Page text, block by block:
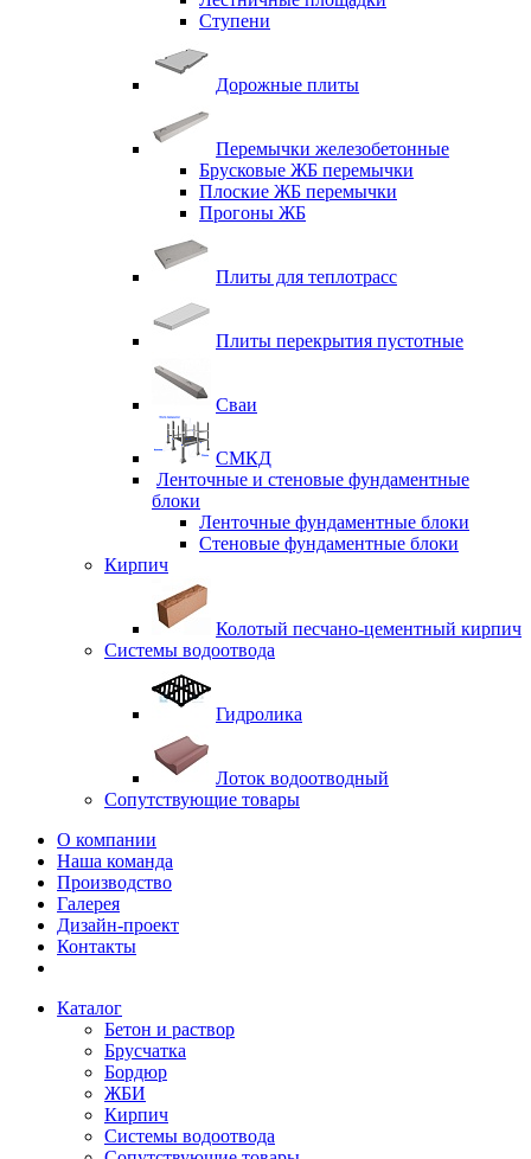
Ступени
Дорожные плиты
Перемычки железобетонные
Брусковые ЖБ перемычки
Плоские ЖБ перемычки
Прогоны ЖБ
Плиты для теплотрасс
Плиты перекрытия пустотные
Сваи
СМКД
Ленточные и стеновые фундаментные
блоки
Ленточные фундаментные блоки
Стеновые фундаментные блоки
Кирпич
Колотый песчано-цементный кирпич
Системы водоотвода
Гидролика
Лоток водоотводный
Сопутствующие товары
О компании
Наша команда
Производство
Галерея
Дизайн-проект
Контакты
Каталог
Бетон и раствор
Брусчатка
Бордюр
ЖБИ
Кирпич
Системы водоотвода